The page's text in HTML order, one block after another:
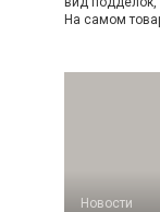
На самом
Новости